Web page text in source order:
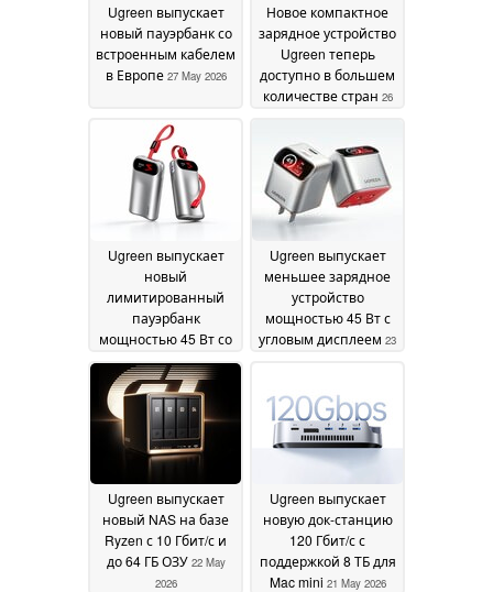
Ugreen выпускает
новый пауэрбанк со
встроенным кабелем
в Европе 27 May 2026
Новое компактное
зарядное устройство
Ugreen теперь
доступно в большем
количестве стран 26
Ugreen выпускает
новый
лимитированный
пауэрбанк
мощностью 45 Вт со
встроенным кабелем
и дисплеем23 May 2026
Ugreen выпускает
меньшее зарядное
устройство
мощностью 45 Вт с
угловым дисплеем 23
Ugreen выпускает
новый NAS на базе
Ryzen с 10 Гбит/с и
до 64 ГБ ОЗУ 22 May
2026
Ugreen выпускает
новую док-станцию
120 Гбит/с с
поддержкой 8 ТБ для
Mac mini 21 May 2026